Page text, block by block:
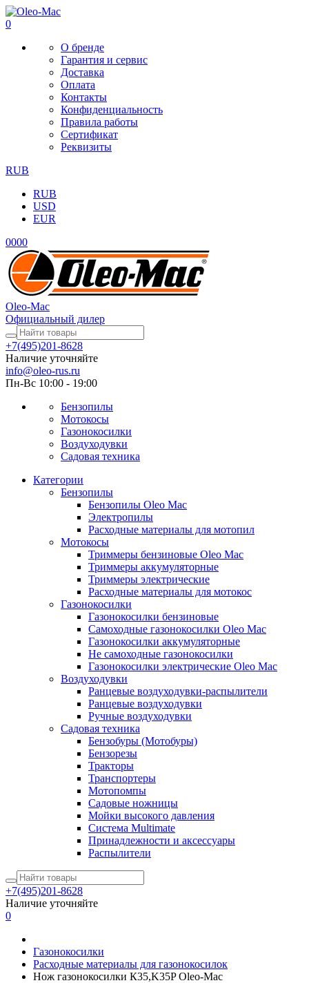
0
О бренде
Гарантия и сервис
Доставка
Оплата
Контакты
Конфиденциальность
Правила работы
Сертификат
Реквизиты
RUB
RUB
USD
EUR
0000
Oleo-Mac
Официальный дилер
+7(495)201-8628
Наличие уточняйте
info@oleo-rus.ru
Пн-Вс 10:00 - 19:00
Бензопилы
Мотокосы
Газонокосилки
Воздуходувки
Садовая техника
Категории
Бензопилы
Бензопилы Oleo Mac
Электропилы
Расходные материалы для мотопил
Мотокосы
Триммеры бензиновые Oleo Mac
Триммеры аккумуляторные
Триммеры электрические
Расходные материалы для мотокос
Газонокосилки
Газонокосилки бензиновые
Самоходные газонокосилки Oleo Mac
Газонокосилки аккумуляторные
Не самоходные газонокосилки
Газонокосилки электрические Oleo Mac
Воздуходувки
Ранцевые воздуходувки-распылители
Ранцевые воздуходувки
Ручные воздуходувки
Садовая техника
Бензобуры (Мотобуры)
Бензорезы
Тракторы
Транспортеры
Мотопомпы
Садовые ножницы
Мойки высокого давления
Система Multimate
Принадлежности и аксессуары
Распылители
+7(495)201-8628
Наличие уточняйте
0
Газонокосилки
Расходные материалы для газонокосилок
Нож газонокосилки К35,K35P Oleo-Mac